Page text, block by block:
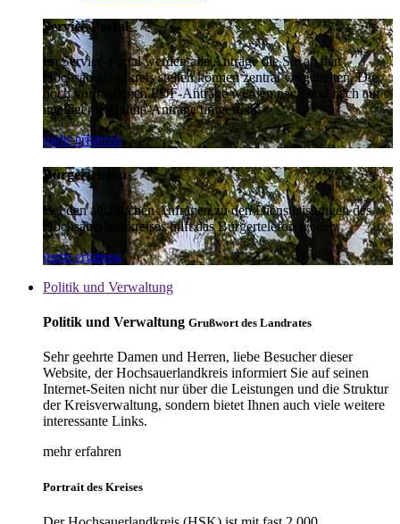
Service-Portal
Im Service-Portal werden alle Anträge die Sie an den
Hochsauerlandkreis stellen können zentral vorgehalten. Die
noch vorhandenen PDF-Anträge werden nach und nach auf
intelligente Online-Anträge umgestellt.
mehr erfahren
Bürgertelefon
Bei den alltäglichen Anfragen zu den Dienstleistungen des
Hochsauerlandkreises hilft das Bürgertelefon weiter.
mehr erfahren
Politik und Verwaltung
Politik und Verwaltung Grußwort des Landrates
Sehr geehrte Damen und Herren, liebe Besucher dieser
Website, der Hochsauerlandkreis informiert Sie auf seinen
Internet-Seiten nicht nur über die Leistungen und die Struktur
der Kreisverwaltung, sondern bietet Ihnen auch viele weitere
interessante Links.
mehr erfahren
Portrait des Kreises